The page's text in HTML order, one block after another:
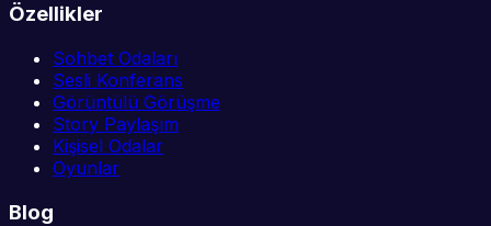
Özellikler
Sohbet Odaları
Sesli Konferans
Görüntülü Görüşme
Story Paylaşım
Kişisel Odalar
Oyunlar
Blog